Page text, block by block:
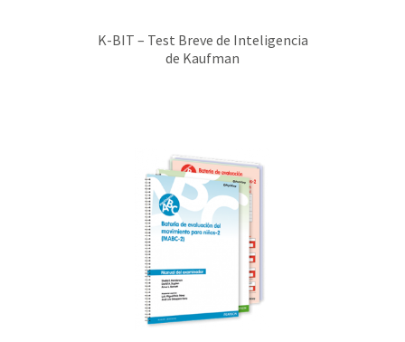
K-BIT – Test Breve de Inteligencia
de Kaufman